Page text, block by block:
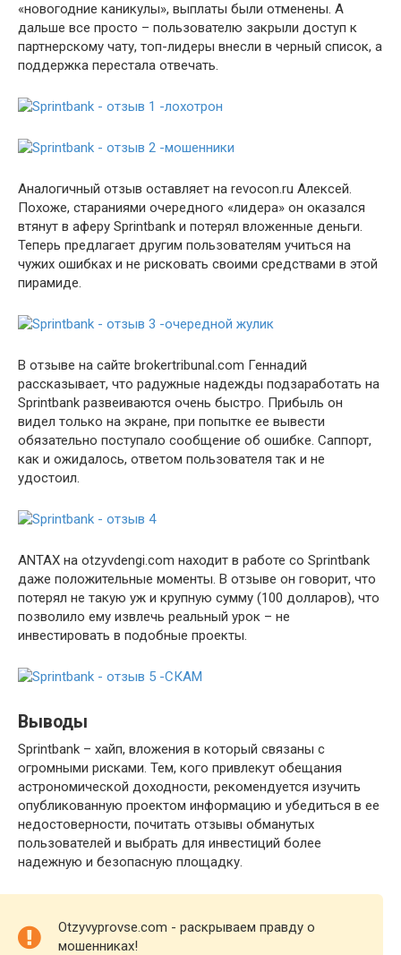
«новогодние каникулы», выплаты были отменены. А
дальше все просто – пользователю закрыли доступ к
партнерскому чату, топ-лидеры внесли в черный список, а
поддержка перестала отвечать.
Аналогичный отзыв оставляет на revocon.ru Алексей.
Похоже, стараниями очередного «лидера» он оказался
втянут в аферу Sprintbank и потерял вложенные деньги.
Теперь предлагает другим пользователям учиться на
чужих ошибках и не рисковать своими средствами в этой
пирамиде.
В отзыве на сайте brokertribunal.com Геннадий
рассказывает, что радужные надежды подзаработать на
Sprintbank развеиваются очень быстро. Прибыль он
видел только на экране, при попытке ее вывести
обязательно поступало сообщение об ошибке. Саппорт,
как и ожидалось, ответом пользователя так и не
удостоил.
ANTAX на otzyvdengi.com находит в работе со Sprintbank
даже положительные моменты. В отзыве он говорит, что
потерял не такую уж и крупную сумму (100 долларов), что
позволило ему извлечь реальный урок – не
инвестировать в подобные проекты.
Выводы
Sprintbank – хайп, вложения в который связаны с
огромными рисками. Тем, кого привлекут обещания
астрономической доходности, рекомендуется изучить
опубликованную проектом информацию и убедиться в ее
недостоверности, почитать отзывы обманутых
пользователей и выбрать для инвестиций более
надежную и безопасную площадку.
Otzyvyprovse.com - раскрываем правду о
мошенниках!